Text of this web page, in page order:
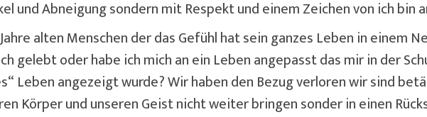
und Abneigung sondern mit Respekt und einem Zeichen von ich bin
alten Menschen der das Gefühl hat sein ganzes Leben in einem
gelebt oder habe ich mich an ein Leben angepasst das mir in der
Leben angezeigt wurde? Wir haben den Bezug verloren wir sind
Körper und unseren Geist nicht weiter bringen sonder in einen